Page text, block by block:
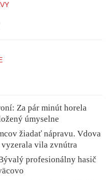
Za pár minút horela
úmyselne
žiadať nápravu. Vdova
vila zvnútra
profesionálny hasič